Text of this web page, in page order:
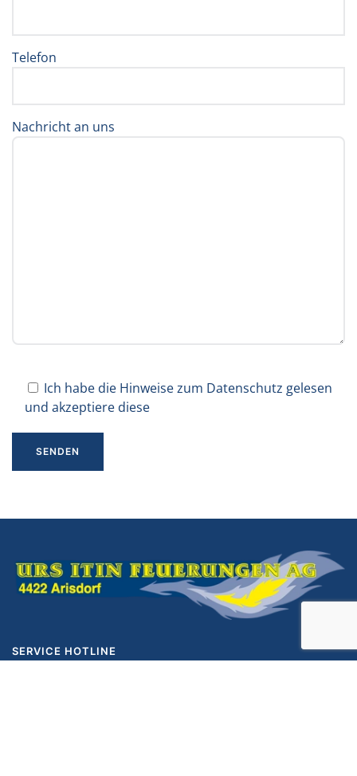
Telefon
Nachricht an uns
Ich habe die Hinweise zum Datenschutz gelesen
und akzeptiere diese
SERVICE HOTLINE